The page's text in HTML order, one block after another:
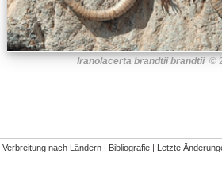
Iranolacerta brandtii brandtii©
Verbreitung nach Ländern| Bibliografie| Letzte